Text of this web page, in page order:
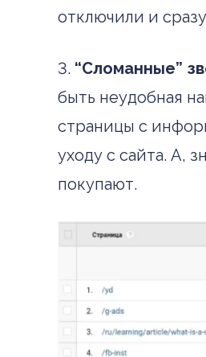
отключили и
3. “Сломанные”
быть неудобная
страницы с
уходу с сайта. А,
покупают.